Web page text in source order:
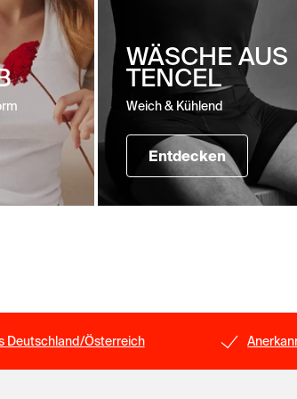
WÄSCHE AUS
TENCEL
Weich & Kühlend
Entdecken
Deutschland/Österreich